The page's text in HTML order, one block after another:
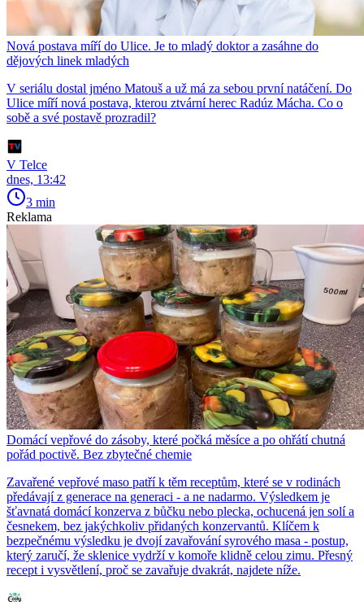
Nová postava míří do Ulice. Je to mladý doktor a zasáhne do
dějových linek mladých
V seriálu dostal jméno Matouš a už má za sebou první natáčení. Do
Ulice míří nová postava, kterou ztvární herec Radúz Mácha. Co o
sobě a své postavě prozradil?
V Telce
dnes, 13:42
3 min
Reklama
Domácí vepřové do zásoby, které počká měsíce a po ohřátí chutná
pořád poctivě. Bez zbytečné chemie
Zavařené vepřové maso patří k těm receptům, které se v rodinách
předávají z generace na generaci - a ne nadarmo. Výsledkem je
šťavnatá domácí konzerva z bůčku nebo plecka, ochucená jen solí a
česnekem, bez jakýchkoliv přidaných konzervantů. Klíčem k
bezpečnému výsledku je dvojí zavařování syrového masa - postup,
který zaručí, že sklenice vydrží v komoře klidně celou zimu. Přesný
recept i vysvětlení, proč se zavařuje dvakrát, najdete níže.